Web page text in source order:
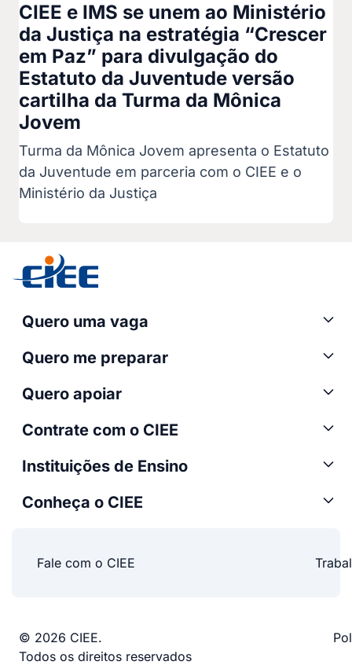
CIEE e IMS se unem ao Ministério
da Justiça na estratégia “Crescer
em Paz” para divulgação do
Estatuto da Juventude versão
cartilha da Turma da Mônica
Jovem
Turma da Mônica Jovem apresenta o Estatuto
da Juventude em parceria com o CIEE e o
Ministério da Justiça
Quero uma vaga
Quero me preparar
Quero apoiar
Contrate com o CIEE
Instituições de Ensino
Conheça o CIEE
Fale com o CIEE
© 2026 CIEE.
Todos os direitos reservados